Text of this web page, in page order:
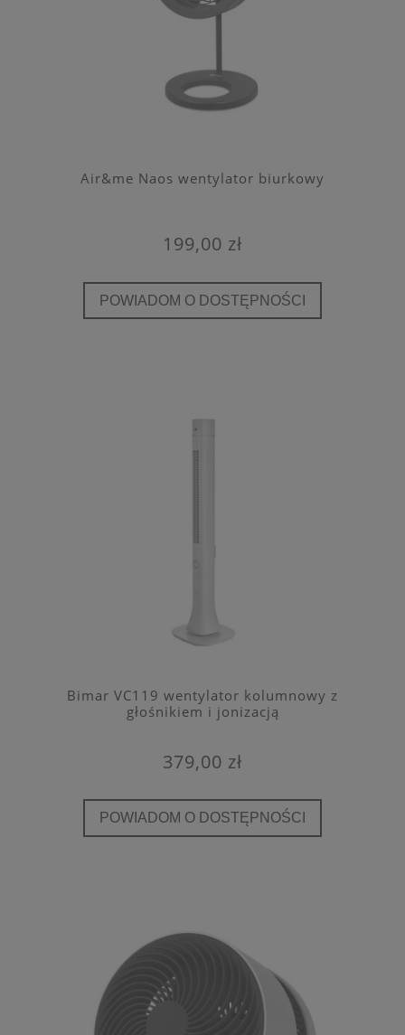
Air&me Naos wentylator biurkowy
199,00 zł
POWIADOM O DOSTĘPNOŚCI
Bimar VC119 wentylator kolumnowy z
głośnikiem i jonizacją
379,00 zł
POWIADOM O DOSTĘPNOŚCI